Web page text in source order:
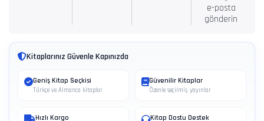
e-posta
gönderin
Kitaplarınız Güvenle Kapınızda
Geniş Kitap Seçkisi
Türkçe ve Almanca kitaplar
Güvenilir Kitaplar
Özenle seçilmiş yayınlar
Hızlı Kargo Kitap Dostu Destek